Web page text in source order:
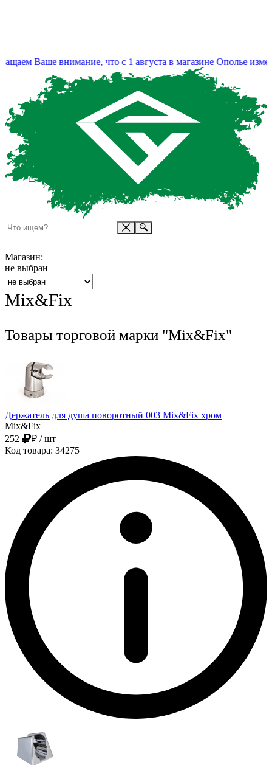
Ваше внимание, что с 1 августа в магазине Ополье
Магазин:
не выбран
Mix&Fix
Товары торговой марки "Mix&Fix"
Держатель для душа поворотный 003 Mix&Fix хром
Mix&Fix
252
₽ / шт
Код товара: 34275